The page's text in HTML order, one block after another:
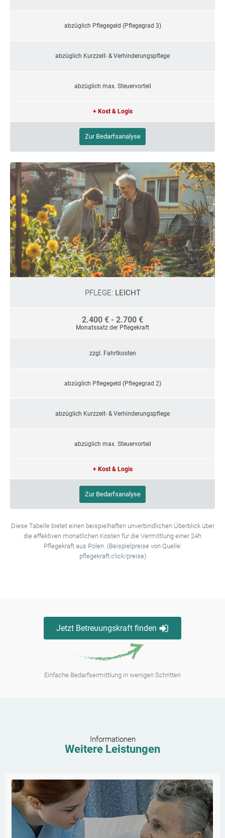
abzüglich Pflegegeld (Pflegegrad 3)
abzüglich Kurzzeit- & Verhinderungspflege
abzüglich max. Steuervorteil
+ Kost & Logis
Zur Bedarfsanalyse
PFLEGE: LEICHT
2.400 € - 2.700 €
Monatssatz der Pflegekraft
zzgl. Fahrtkosten
abzüglich Pflegegeld (Pflegegrad 2)
abzüglich Kurzzeit- & Verhinderungspflege
abzüglich max. Steuervorteil
+ Kost & Logis
Zur Bedarfsanalyse
Diese Tabelle bietet einen beispielhaften unverbindlichen Überblick über
die effektiven monatlichen Kosten für die Vermittlung einer 24h
Pflegekraft aus Polen. (Beispielpreise von Quelle:
pflegekraft.click/preise)
Jetzt Betreuungskraft finden
Einfache Bedarfsermittlung in wenigen Schritten
Informationen
Weitere Leistungen